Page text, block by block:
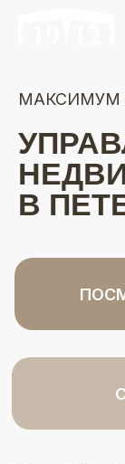
В
МАКСИМУМ